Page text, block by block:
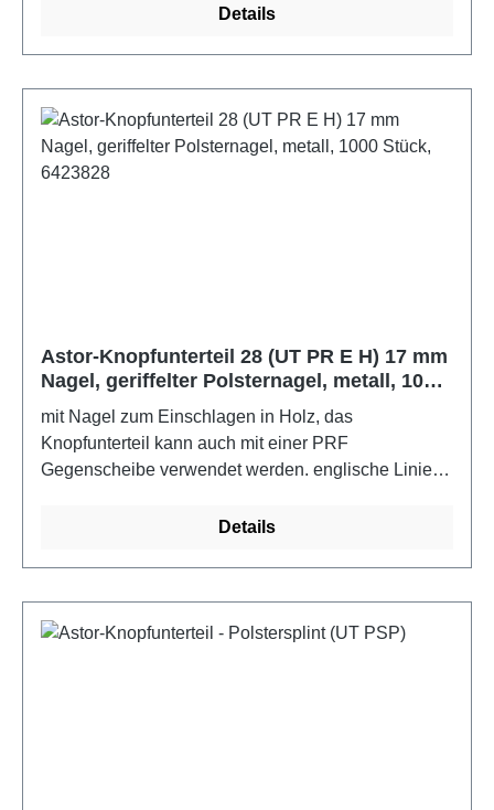
Details
Astor-Knopfunterteil 28 (UT PR E H) 17 mm
Nagel, geriffelter Polsternagel, metall, 1000
Stück, 6423828
mit Nagel zum Einschlagen in Holz, das
Knopfunterteil kann auch mit einer PRF
Gegenscheibe verwendet werden. englische Linie =
bezogenen ZustandFarbe: metall
Details